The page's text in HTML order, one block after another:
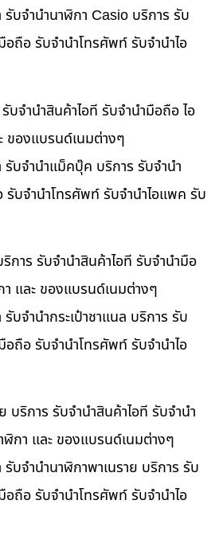
บจำนำนาฬิกา Casio บริการ รับ
อถือ รับจำนำโทรศัพท์ รับจำนำไอ
จำนำสินค้าไอที รับจำนำมือถือ ไอ
ของแบรนด์เนมต่างๆ
บจำนำแม็คบุ๊ค บริการ รับจำนำ
รับจำนำโทรศัพท์ รับจำนำไอแพค รับ
การ รับจำนำสินค้าไอที รับจำนำมือ
และ ของแบรนด์เนมต่างๆ
บจำนำกระเป๋าชาแนล บริการ รับ
อถือ รับจำนำโทรศัพท์ รับจำนำไอ
บริการ รับจำนำสินค้าไอที รับจำนำ
กา และ ของแบรนด์เนมต่างๆ
บจำนำนาฬิกาพาเนราย บริการ รับ
อถือ รับจำนำโทรศัพท์ รับจำนำไอ